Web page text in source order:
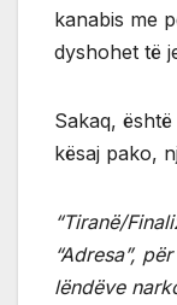
kanabis me
dyshohet të
Sakaq,
kësaj pako,
“Tiranë/
“Adresa”,
lëndëve